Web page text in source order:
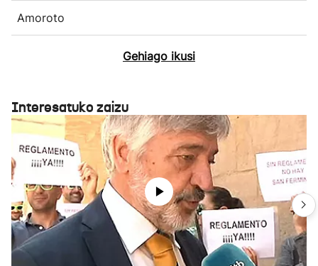
Amoroto
Gehiago ikusi
Interesatuko zaizu